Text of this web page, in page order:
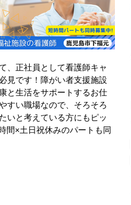
、正社員として看護師キャ
見です！障がい者支援施設
と生活をサポートするお仕
すい職場なので、そろそろ
いと考えている方にもピッ
間×土日祝休みのパートも同